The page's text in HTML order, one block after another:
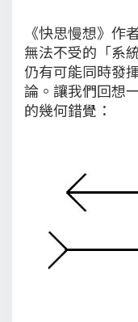
《快思慢想》作
無法不受的「系
仍有可能同時發
論。讓我們回想
的幾何錯覺：